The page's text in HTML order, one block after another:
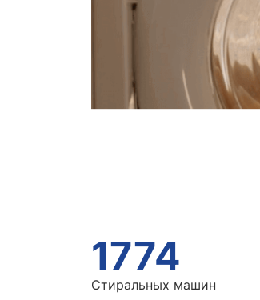
1774
Стиральных машин